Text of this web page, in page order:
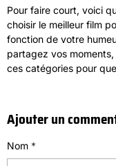
Pour faire court, voici
choisir le meilleur film
fonction de votre
partagez vos moments,
ces catégories pour
Ajouter un
Nom